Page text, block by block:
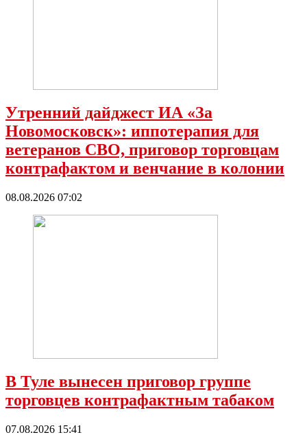
Утренний дайджест ИА «За
Новомосковск»: иппотерапия для
ветеранов СВО, приговор торговцам
контрафактом и венчание в колонии
08.08.2026 07:02
В Туле вынесен приговор группе
торговцев контрафактным табаком
07.08.2026 15:41